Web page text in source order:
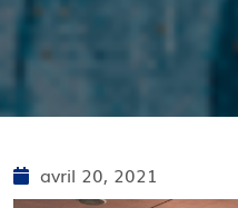
avril 20, 2021